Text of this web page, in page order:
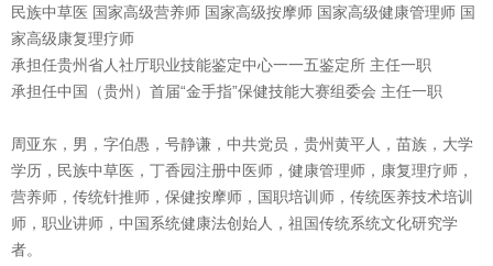
民族中草医 国家高级营养师 国家高级按摩师 国家高级健康管理师 国
家高级康复理疗师
承担任贵州省人社厅职业技能鉴定中心一一五鉴定所 主任一职
承担任中国（贵州）首届“金手指”保健技能大赛组委会 主任一职
周亚东，男，字伯愚，号静谦，中共党员，贵州黄平人，苗族，大学
学历，民族中草医，丁香园注册中医师，健康管理师，康复理疗师，
营养师，传统针推师，保健按摩师，国职培训师，传统医养技术培训
师，职业讲师，中国系统健康法创始人，祖国传统系统文化研究学
者。